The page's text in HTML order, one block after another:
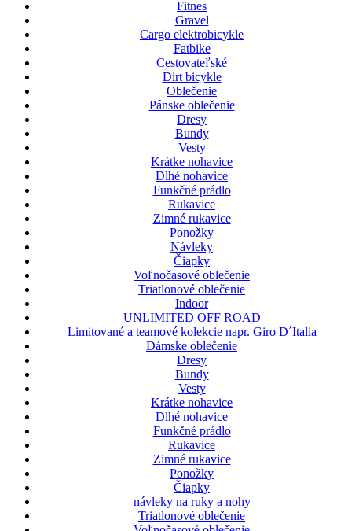
Fitnes
Gravel
Cargo elektrobicykle
Fatbike
Cestovateľské
Dirt bicykle
Oblečenie
Pánske oblečenie
Dresy
Bundy
Vesty
Krátke nohavice
Dlhé nohavice
Funkčné prádlo
Rukavice
Zimné rukavice
Ponožky
Návleky
Čiapky
Voľnočasové oblečenie
Triatlonové oblečenie
Indoor
UNLIMITED OFF ROAD
Limitované a teamové kolekcie napr. Giro D´Italia
Dámske oblečenie
Dresy
Bundy
Vesty
Krátke nohavice
Dlhé nohavice
Funkčné prádlo
Rukavice
Zimné rukavice
Ponožky
Čiapky
návleky na ruky a nohy
Triatlonové oblečenie